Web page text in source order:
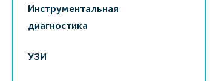
Инструментальная
диагностика
УЗИ